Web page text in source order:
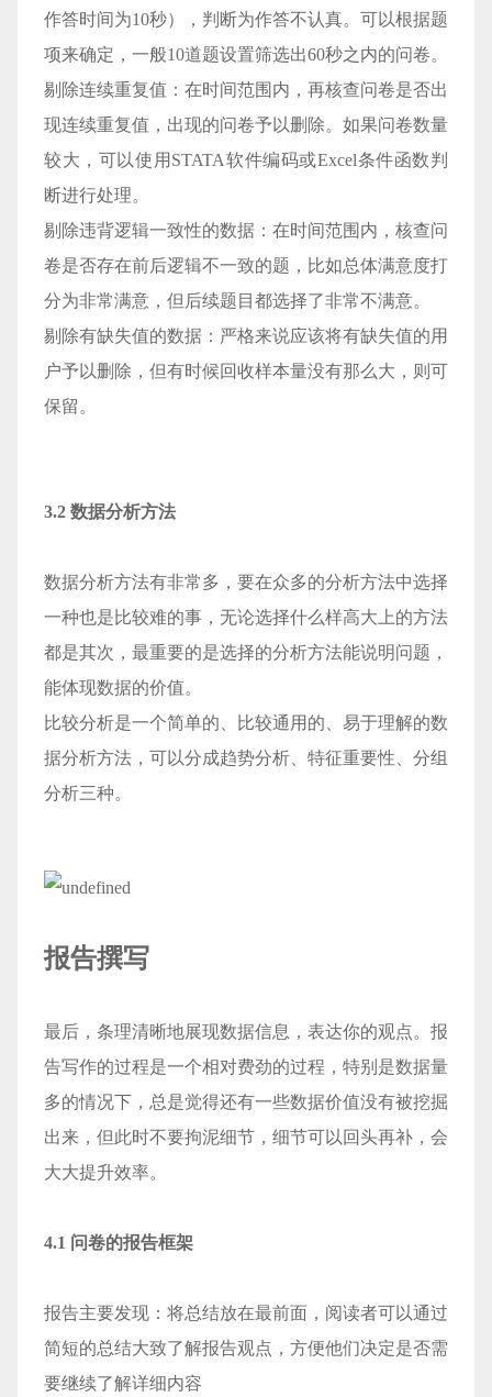
作答时间为10秒），判断为作答不认真。可以根据题
项来确定，一般10道题设置筛选出60秒之内的问卷。
剔除连续重复值：在时间范围内，再核查问卷是否出
现连续重复值，出现的问卷予以删除。如果问卷数量
较大，可以使用STATA软件编码或Excel条件函数判
断进行处理。
剔除违背逻辑一致性的数据：在时间范围内，核查问
卷是否存在前后逻辑不一致的题，比如总体满意度打
分为非常满意，但后续题目都选择了非常不满意。
剔除有缺失值的数据：严格来说应该将有缺失值的用
户予以删除，但有时候回收样本量没有那么大，则可
保留。
3.2 数据分析方法
数据分析方法有非常多，要在众多的分析方法中选择
一种也是比较难的事，无论选择什么样高大上的方法
都是其次，最重要的是选择的分析方法能说明问题，
能体现数据的价值。
比较分析是一个简单的、比较通用的、易于理解的数
据分析方法，可以分成趋势分析、特征重要性、分组
分析三种。
报告撰写
最后，条理清晰地展现数据信息，表达你的观点。报
告写作的过程是一个相对费劲的过程，特别是数据量
多的情况下，总是觉得还有一些数据价值没有被挖掘
出来，但此时不要拘泥细节，细节可以回头再补，会
大大提升效率。
4.1 问卷的报告框架
报告主要发现：将总结放在最前面，阅读者可以通过
简短的总结大致了解报告观点，方便他们决定是否需
要继续了解详细内容